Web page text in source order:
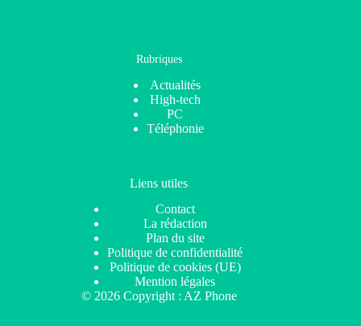
Rubriques
Actualités
High-tech
PC
Téléphonie
Liens utiles
Contact
La rédaction
Plan du site
Politique de confidentialité
Politique de cookies (UE)
Mention légales
© 2026 Copyright : AZ Phone